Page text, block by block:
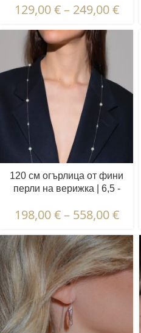
129,00€ – 249,00€
120 см огърлица от фини
перли на верижка | 6,5 -
кръгли + овални перли | 10
198,00€ – 558,00€